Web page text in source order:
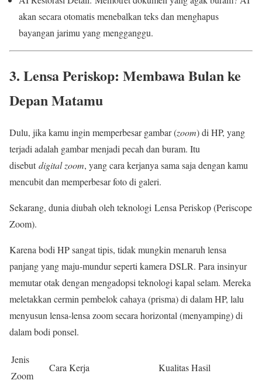
akan secara otomatis menebalkan teks dan menghapus
bayangan jarimu yang mengganggu.
3. Lensa Periskop: Membawa Bulan ke
Depan Matamu
Dulu, jika kamu ingin memperbesar gambar (zoom) di HP, yang
terjadi adalah gambar menjadi pecah dan buram. Itu
disebutdigital zoom, yang cara kerjanya sama saja dengan kamu
mencubit dan memperbesar foto di galeri.
Sekarang, dunia diubah oleh teknologi Lensa Periskop (Periscope
Zoom).
Karena bodi HP sangat tipis, tidak mungkin menaruh lensa
panjang yang maju-mundur seperti kamera DSLR. Para insinyur
memutar otak dengan mengadopsi teknologi kapal selam. Mereka
meletakkan cermin pembelok cahaya (prisma) di dalam HP, lalu
menyusun lensa-lensa zoom secara horizontal (menyamping) di
dalam bodi ponsel.
Jenis
Zoom
Cara Kerja Kualitas Hasil